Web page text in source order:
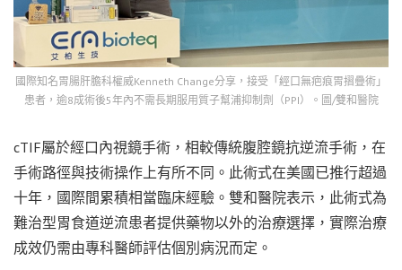
國際知名胃腸肝膽科權威Kenneth Change分享，接受「經口無疤痕胃摺疊術」
患者，逾8成術後5年內不需長期服用質子幫浦抑制劑（PPI）。圖/雙和醫院
cTIF屬於經口內視鏡手術，相較傳統腹腔鏡抗逆流手術，在
手術路徑與技術操作上有所不同。此術式在美國已推行超過
十年，國際間累積相當臨床經驗。雙和醫院表示，此術式為
難治型胃食道逆流患者提供藥物以外的治療選擇，實際治療
成效仍需由專科醫師評估個別病況而定。